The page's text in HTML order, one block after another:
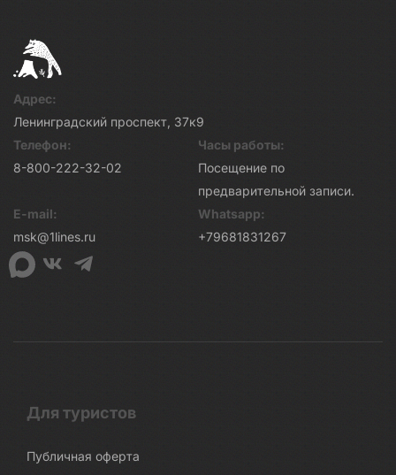
Адрес:
Ленинградский проспект, 37к9
Телефон:
8-800-222-32-02
Часы работы:
Посещение по
предварительной записи.
E-mail:
msk@1lines.ru
Whatsapp:
+79681831267
Для туристов
Публичная оферта